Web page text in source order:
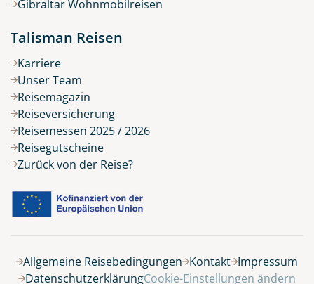
Belegung
Gibraltar Wohnmobilreisen
Talisman Reisen
Karriere
Unser Team
Reisemagazin
Reiseversicherung
Reisemessen 2025 / 2026
Reisegutscheine
Zurück von der Reise?
Allgemeine Reisebedingungen Kontakt Impressum
DatenschutzerklärungCookie-Einstellungen ändern